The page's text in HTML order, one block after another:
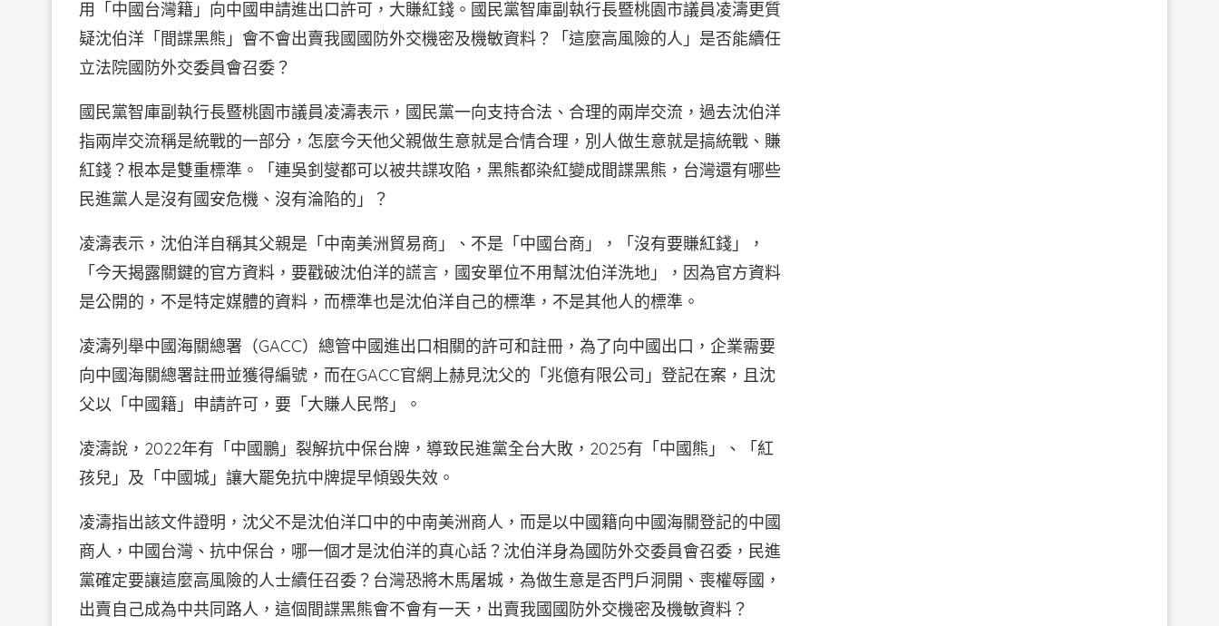
用「中國台灣籍」向中國申請進出口許可，大賺紅錢。國民黨智庫副執行長暨桃園市議員凌濤更質
疑沈伯洋「間諜黑熊」會不會出賣我國國防外交機密及機敏資料？「這麼高風險的人」是否能續任
立法院國防外交委員會召委？
國民黨智庫副執行長暨桃園市議員凌濤表示，國民黨一向支持合法、合理的兩岸交流，過去沈伯洋
指兩岸交流稱是統戰的一部分，怎麼今天他父親做生意就是合情合理，別人做生意就是搞統戰、賺
紅錢？根本是雙重標準。「連吳釗燮都可以被共諜攻陷，黑熊都染紅變成間諜黑熊，台灣還有哪些
民進黨人是沒有國安危機、沒有淪陷的」？
凌濤表示，沈伯洋自稱其父親是「中南美洲貿易商」、不是「中國台商」，「沒有要賺紅錢」，
「今天揭露關鍵的官方資料，要戳破沈伯洋的謊言，國安單位不用幫沈伯洋洗地」，因為官方資料
是公開的，不是特定媒體的資料，而標準也是沈伯洋自己的標準，不是其他人的標準。
凌濤列舉中國海關總署（GACC）總管中國進出口相關的許可和註冊，為了向中國出口，企業需要
向中國海關總署註冊並獲得編號，而在GACC官網上赫見沈父的「兆億有限公司」登記在案，且沈
父以「中國籍」申請許可，要「大賺人民幣」。
凌濤說，2022年有「中國鵬」裂解抗中保台牌，導致民進黨全台大敗，2025有「中國熊」、「紅
孩兒」及「中國城」讓大罷免抗中牌提早傾毀失效。
凌濤指出該文件證明，沈父不是沈伯洋口中的中南美洲商人，而是以中國籍向中國海關登記的中國
商人，中國台灣、抗中保台，哪一個才是沈伯洋的真心話？沈伯洋身為國防外交委員會召委，民進
黨確定要讓這麼高風險的人士續任召委？台灣恐將木馬屠城，為做生意是否門戶洞開、喪權辱國，
出賣自己成為中共同路人，這個間諜黑熊會不會有一天，出賣我國國防外交機密及機敏資料？